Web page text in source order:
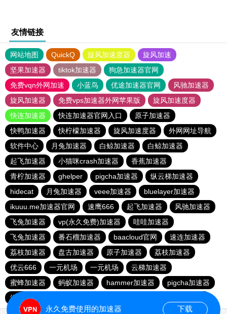
友情链接
网站地图 QuickQ 旋风加速度器
旋风加速
坚果加速器
tiktok加速器
狗急加速器官网
免费vqn外网加速
小蓝鸟 优途加速器官网
风驰加速器
旋风加速器
免费vps加速器外网苹果版
旋风加速度器
快连加速器
快连加速器官网入口
原子加速器
快鸭加速器
快柠檬加速器 旋风加速度器
外网网址导航
软件中心
月兔加速器 白鲸加速器
白鲸加速器
起飞加速器
小猫咪crash加速器
香蕉加速器
青柠加速器
ghelper pigcha加速器
纵云梯加速器
hidecat
月兔加速器 veee加速器
bluelayer加速器
ikuuu.me加速器官网
速鹰666 起飞加速器
风驰加速器
飞兔加速器
vp(永久免费)加速器
哇哇加速器
飞兔加速器
番石榴加速器 baacloud官网
速连加速器
荔枝加速器
盘古加速器 原子加速器
荔枝加速器
优云666
一元机场 一元机场
云梯加速器
蜜蜂加速器
蚂蚁加速器 hammer加速器
pigcha加速器
泡泡狗加速器
永久免费使用的加速器 下载